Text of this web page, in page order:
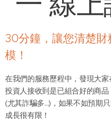
一 線
30分鐘，讓您清楚
模！
在我們的服務歷程中，發現大
投資人接收到是已組合好的商
(尤其詐騙多...)，如果不如預期
成長很有限！